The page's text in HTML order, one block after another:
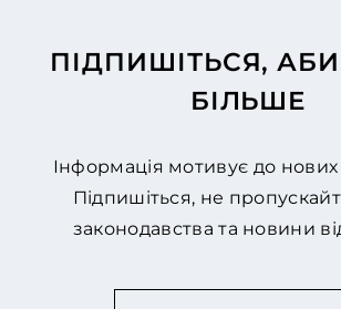
ПІДПИШІТЬСЯ,
БІЛЬШЕ
Інформація мотивує до
Підпишіться, не
законодавства та новини